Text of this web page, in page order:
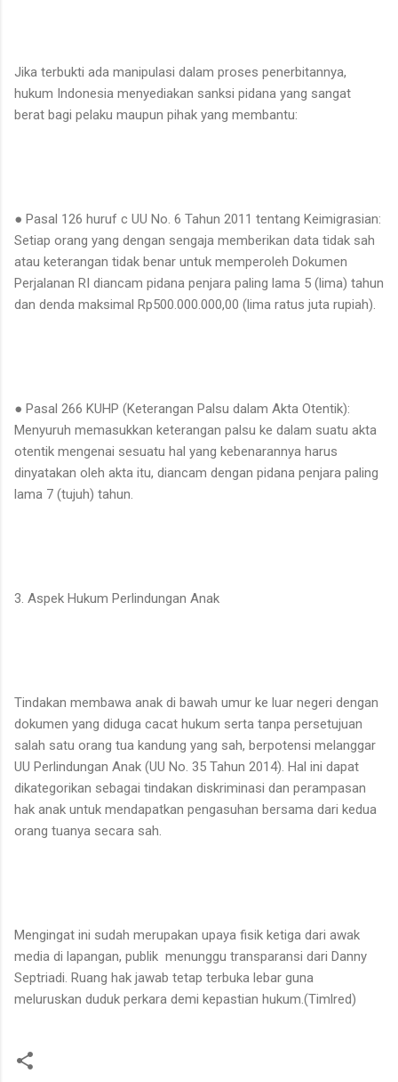
​Jika terbukti ada manipulasi dalam proses penerbitannya,
hukum Indonesia menyediakan sanksi pidana yang sangat
berat bagi pelaku maupun pihak yang membantu:
● ​Pasal 126 huruf c UU No. 6 Tahun 2011 tentang Keimigrasian:
Setiap orang yang dengan sengaja memberikan data tidak sah
atau keterangan tidak benar untuk memperoleh Dokumen
Perjalanan RI diancam pidana penjara paling lama 5 (lima) tahun
dan denda maksimal Rp500.000.000,00 (lima ratus juta rupiah).
● ​Pasal 266 KUHP (Keterangan Palsu dalam Akta Otentik):
Menyuruh memasukkan keterangan palsu ke dalam suatu akta
otentik mengenai sesuatu hal yang kebenarannya harus
dinyatakan oleh akta itu, diancam dengan pidana penjara paling
lama 7 (tujuh) tahun.
3. Aspek Hukum Perlindungan Anak
​Tindakan membawa anak di bawah umur ke luar negeri dengan
dokumen yang diduga cacat hukum serta tanpa persetujuan
salah satu orang tua kandung yang sah, berpotensi melanggar
UU Perlindungan Anak (UU No. 35 Tahun 2014). Hal ini dapat
dikategorikan sebagai tindakan diskriminasi dan perampasan
hak anak untuk mendapatkan pengasuhan bersama dari kedua
orang tuanya secara sah.
Mengingat ini sudah merupakan upaya fisik ketiga dari awak
media di lapangan, publik menunggu transparansi dari Danny
Septriadi. Ruang hak jawab tetap terbuka lebar guna
meluruskan duduk perkara demi kepastian hukum.(Timlred)